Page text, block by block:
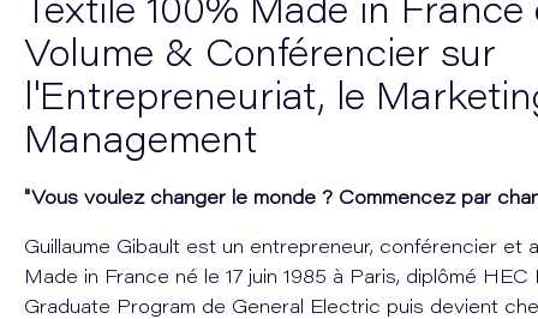
Textile 100% Made in France
Volume & Conférencier sur
l'Entrepreneuriat, le
Management
"Vous voulez changer le monde ? Commencez par
Guillaume Gibault est un entrepreneur, conférencier et
Made in France né le 17 juin 1985 à Paris, diplômé
Graduate Program de General Electric puis devient